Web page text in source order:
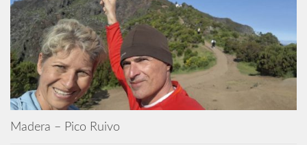
Madera – Pico Ruivo